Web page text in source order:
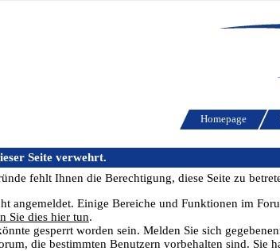
Homepage
Seite verwehrt.
fehlt Ihnen die Berechtigung, diese Seite zu
angemeldet. Einige Bereiche und Funktionen im
Sie dies hier tun.
gesperrt worden sein. Melden Sie sich
die bestimmten Benutzern vorbehalten sind. Sie